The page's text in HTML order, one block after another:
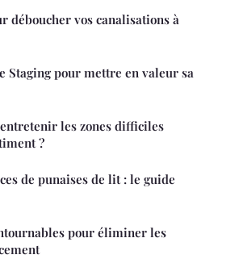
déboucher vos canalisations à
Staging pour mettre en valeur sa
les zones difficiles
?
de punaises de lit : le guide
pour éliminer les